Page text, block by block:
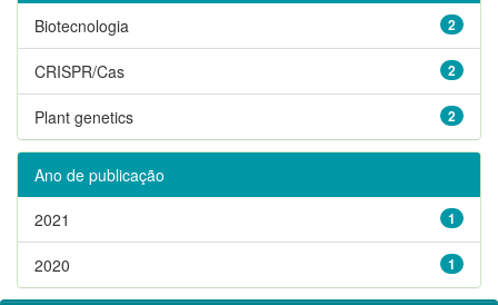
2
Biotecnologia
2
CRISPR/Cas
2
Plant genetics
Ano de publicação
1
2021
1
2020